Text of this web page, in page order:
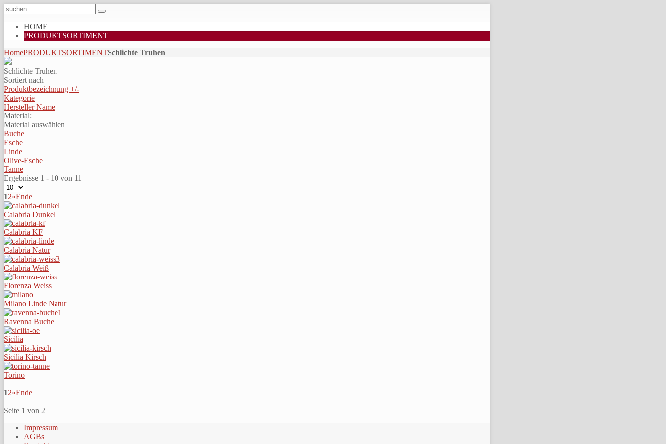
HOME
PRODUKTSORTIMENT
HomePRODUKTSORTIMENTSchlichte Truhen
Schlichte Truhen
Sortiert nach
Produktbezeichnung +/-
Kategorie
Hersteller Name
Material:
Material auswählen
Buche
Esche
Linde
Olive-Esche
Tanne
Ergebnisse 1 - 10 von 11
12»Ende
Calabria Dunkel
Calabria KF
Calabria Natur
Calabria Weiß
Florenza Weiss
Milano Linde Natur
Ravenna Buche
Sicilia
Sicilia Kirsch
Torino
12»Ende
Seite 1 von 2
Impressum
AGBs